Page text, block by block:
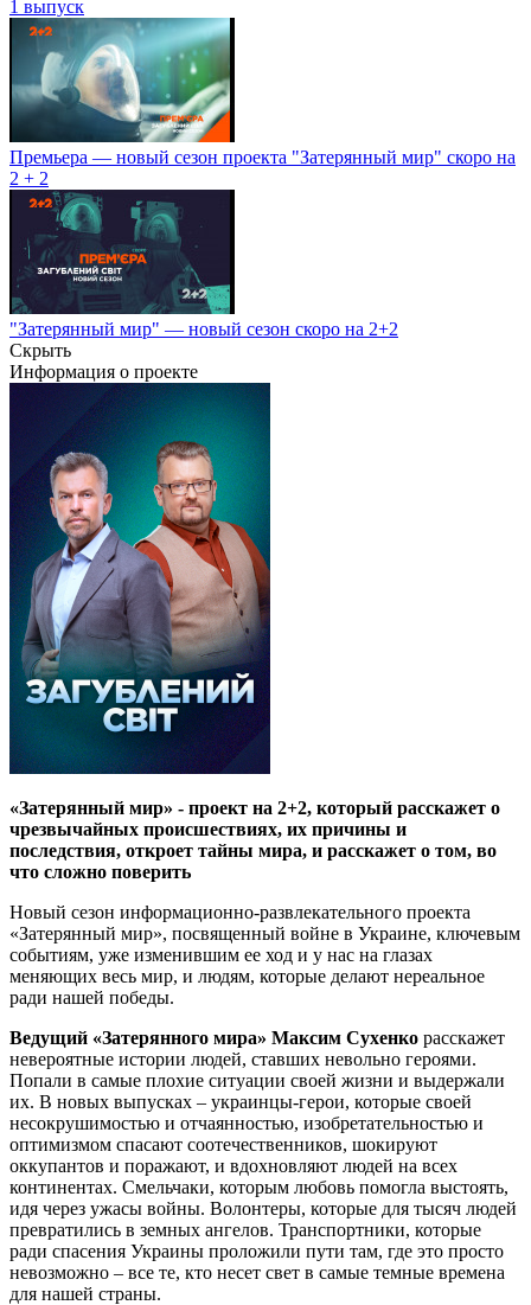
1 выпуск
Премьера — новый сезон проекта "Затерянный мир" скоро на
2 + 2
"Затерянный мир" — новый сезон скоро на 2+2
Скрыть
Информация о проекте
«Затерянный мир» - проект на 2+2, который расскажет о
чрезвычайных происшествиях, их причины и
последствия, откроет тайны мира, и расскажет о том, во
что сложно поверить
Новый сезон информационно-развлекательного проекта
«Затерянный мир», посвященный войне в Украине, ключевым
событиям, уже изменившим ее ход и у нас на глазах
меняющих весь мир, и людям, которые делают нереальное
ради нашей победы.
Ведущий «Затерянного мира» Максим Сухенко расскажет
невероятные истории людей, ставших невольно героями.
Попали в самые плохие ситуации своей жизни и выдержали
их. В новых выпусках – украинцы-герои, которые своей
несокрушимостью и отчаянностью, изобретательностью и
оптимизмом спасают соотечественников, шокируют
оккупантов и поражают, и вдохновляют людей на всех
континентах. Смельчаки, которым любовь помогла выстоять,
идя через ужасы войны. Волонтеры, которые для тысяч людей
превратились в земных ангелов. Транспортники, которые
ради спасения Украины проложили пути там, где это просто
невозможно – все те, кто несет свет в самые темные времена
для нашей страны.